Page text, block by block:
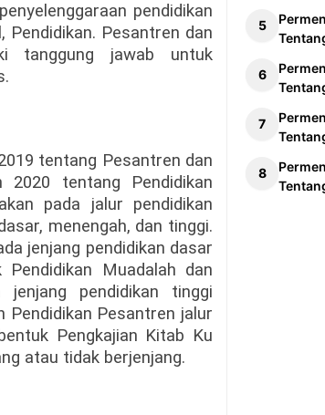
pendidikan
Pesantren dan
tanggung jawab untuk
tentang Pesantren dan
tentang Pendidikan
pada jalur pendidikan
menengah, dan tinggi.
jenjang pendidikan dasar
Muadalah dan
jenjang pendidikan tinggi
Pendidikan Pesantren jalur
Pengkajian Kitab Ku
atau tidak berjenjang.